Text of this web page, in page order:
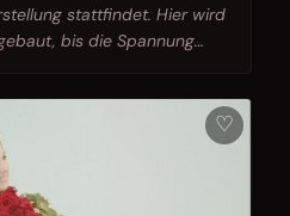
stattfindet. Hier wird
bis die Spannung
♡